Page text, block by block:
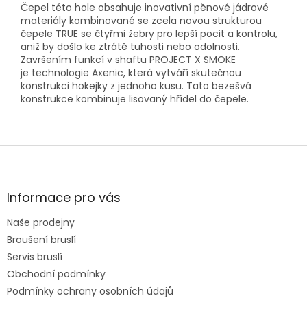
Čepel této hole obsahuje inovativní pěnové jádrové
materiály kombinované se zcela novou strukturou
čepele TRUE se čtyřmi žebry pro lepší pocit a kontrolu,
aniž by došlo ke ztrátě tuhosti nebo odolnosti.
Završením funkcí v shaftu PROJECT X SMOKE
je technologie Axenic, která vytváří skutečnou
konstrukci hokejky z jednoho kusu. Tato bezešvá
konstrukce kombinuje lisovaný hřídel do čepele.
Z
aInformace pro vás
Naše prodejny
Broušení bruslí
Servis bruslí
Obchodní podmínky
Podmínky ochrany osobních údajů